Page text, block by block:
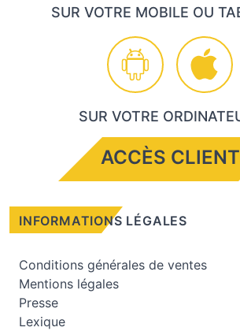
SUR VOTRE MOBILE OU
SUR VOTRE
ACCÈS CLIENT
INFORMATIONS LÉGALES
Conditions générales de ventes
Mentions légales
Presse
Lexique